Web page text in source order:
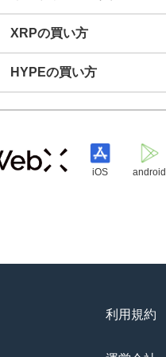
XRPの買い方
HYPEの買い方
iOS android
利用規約